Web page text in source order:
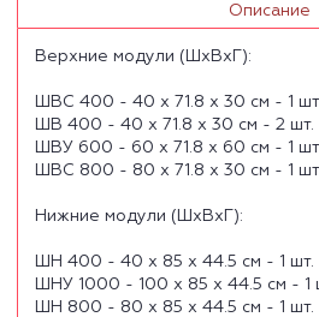
Описание
Верхние модули (ШхВхГ):
ШВС 400 - 40 х 71.8 х 30 см - 1 шт.
ШВ 400 - 40 х 71.8 х 30 см - 2 шт.
ШВУ 600 - 60 х 71.8 х 60 см - 1 шт.
ШВС 800 - 80 х 71.8 х 30 см - 1 шт.
Нижние модули (ШхВхГ):
ШН 400 - 40 х 85 х 44.5 см - 1 шт.
ШНУ 1000 - 100 х 85 х 44.5 см - 1
ШН 800 - 80 х 85 х 44.5 см - 1 шт.